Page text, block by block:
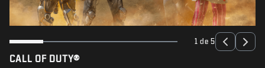
COMBAT BUILDS
1 de 5
CALL OF DUTY®